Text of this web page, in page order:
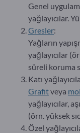
Genel
yağlayıcılar.
Gresler:
Yağların
yağlayıcılar
süreli koruma
Katı
Grafitveya
yağlayıcılar,
(örn. yüksek
Özel